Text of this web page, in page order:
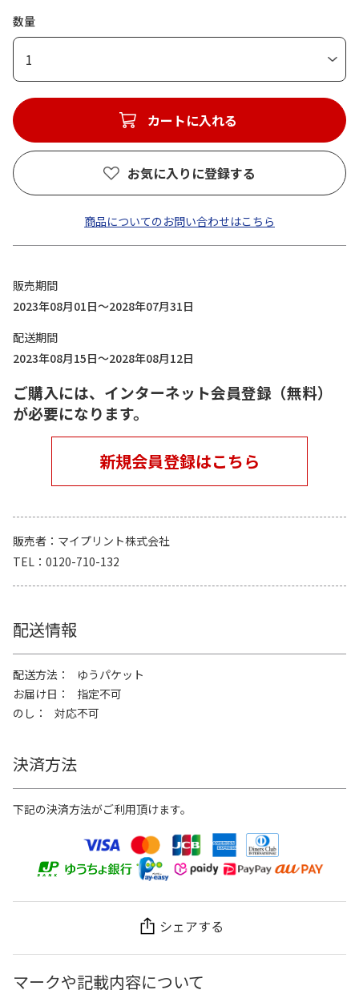
数量
1
カートに入れる
お気に入りに登録する
商品についてのお問い合わせはこちら
販売期間
2023年08月01日～2028年07月31日
配送期間
2023年08月15日～2028年08月12日
ご購入には、インターネット会員登録（無料）
が必要になります。
新規会員登録はこちら
販売者
マイプリント株式会社
TEL
0120-710-132
配送情報
配送方法
ゆうパケット
お届け日
指定不可
のし
対応不可
決済方法
下記の決済方法がご利用頂けます。
シェアする
マークや記載内容について